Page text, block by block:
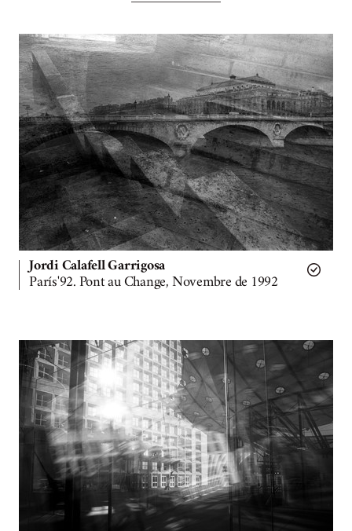
Jordi Calafell Garrigosa
París'92. Pont au Change, Novembre de 1992